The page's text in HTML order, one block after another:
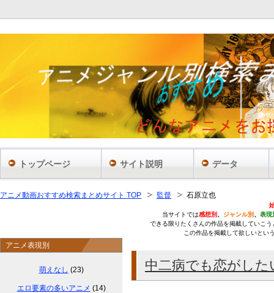
アニメ動画おすすめ検索まとめサイト TOP 監督 石原立也
当サイトでは感想別 、 ジャンル別 、 表現
できる限りたくさんの作品を掲載していこ
この作品を掲載して欲しいとい
中二病でも恋がし
アニメ表現別
萌えなし (23)
エロ要素の多いアニメ (14)
トップページ サイト説明 データ